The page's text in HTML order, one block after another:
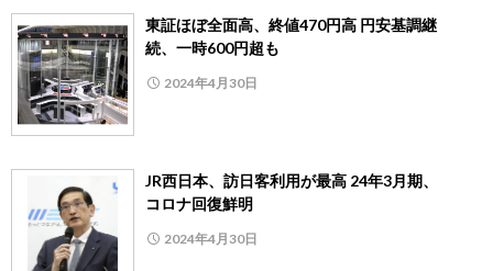
東証ほぼ全面高、終値470円高 円安基調継
続、一時600円超も
2024年4月30日
JR西日本、訪日客利用が最高 24年3月期、
コロナ回復鮮明
2024年4月30日